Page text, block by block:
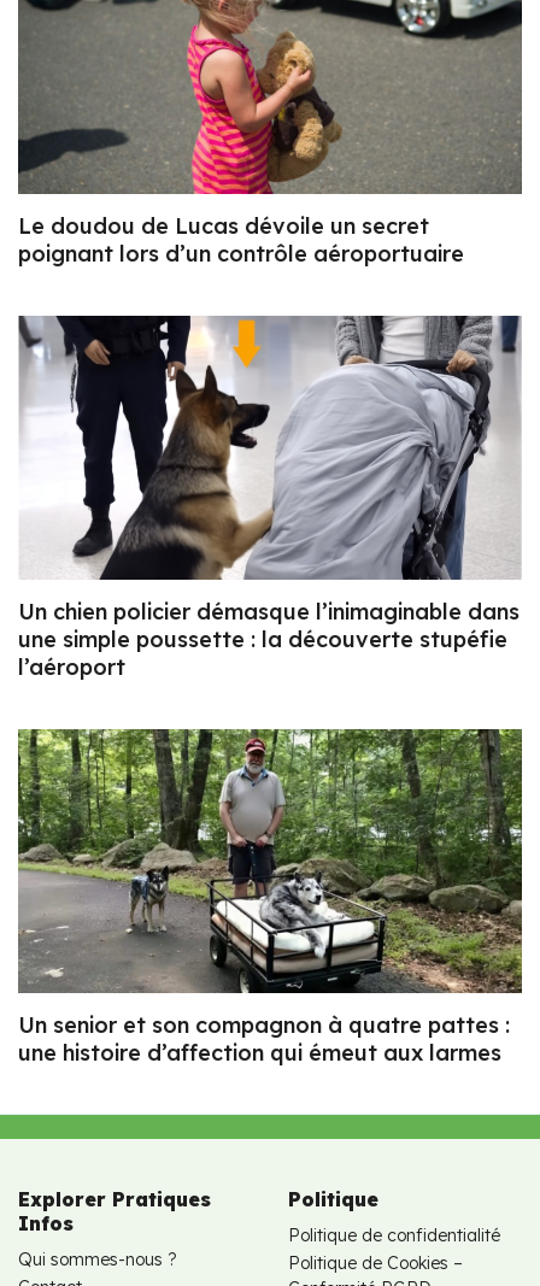
Le doudou de Lucas dévoile un secret
poignant lors d’un contrôle aéroportuaire
Un chien policier démasque l’inimaginable dans
une simple poussette : la découverte stupéfie
l’aéroport
Un senior et son compagnon à quatre pattes :
une histoire d’affection qui émeut aux larmes
Explorer Pratiques
Infos
Qui sommes-nous ?
Politique
Politique de confidentialité
Politique de Cookies –